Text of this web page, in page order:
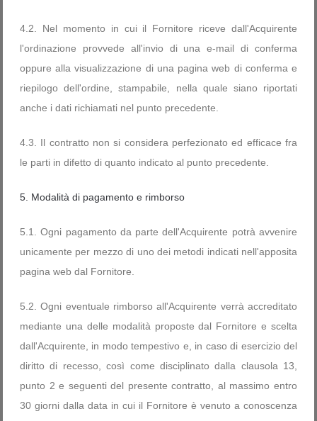
4.2. Nel momento in cui il Fornitore riceve dall'Acquirente
l'ordinazione provvede all'invio di una e-mail di conferma
oppure alla visualizzazione di una pagina web di conferma e
riepilogo dell'ordine, stampabile, nella quale siano riportati
anche i dati richiamati nel punto precedente.
4.3. Il contratto non si considera perfezionato ed efficace fra
le parti in difetto di quanto indicato al punto precedente.
5. Modalità di pagamento e rimborso
5.1. Ogni pagamento da parte dell'Acquirente potrà avvenire
unicamente per mezzo di uno dei metodi indicati nell'apposita
pagina web dal Fornitore.
5.2. Ogni eventuale rimborso all'Acquirente verrà accreditato
mediante una delle modalità proposte dal Fornitore e scelta
dall'Acquirente, in modo tempestivo e, in caso di esercizio del
diritto di recesso, così come disciplinato dalla clausola 13,
punto 2 e seguenti del presente contratto, al massimo entro
30 giorni dalla data in cui il Fornitore è venuto a conoscenza